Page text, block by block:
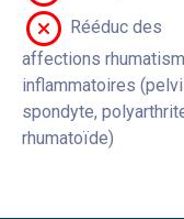
Rééduc des
affections
inflammatoires (pelvi
spondyte,
rhumatoïde)